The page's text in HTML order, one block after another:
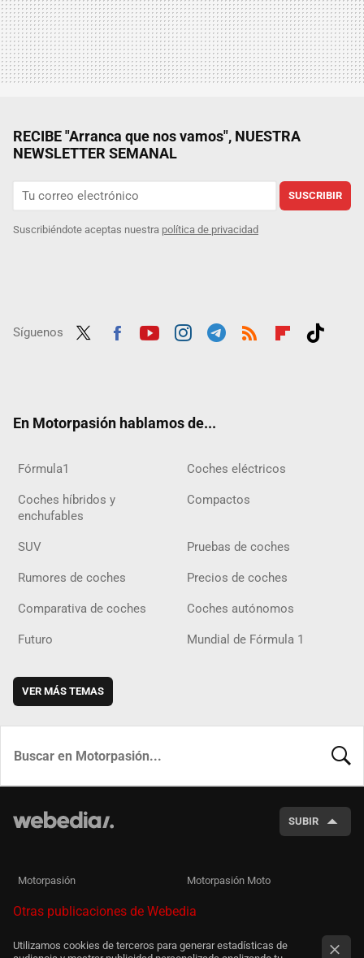
RECIBE "Arranca que nos vamos", NUESTRA
NEWSLETTER SEMANAL
SUSCRIBIR
Suscribiéndote aceptas nuestra política de privacidad
Síguenos
En Motorpasión hablamos de...
Fórmula1 Coches eléctricos
Coches híbridos y
enchufables
Compactos
SUV Pruebas de coches
Rumores de coches Precios de coches
Comparativa de coches Coches autónomos
Futuro Mundial de Fórmula 1
VER MÁS TEMAS
SUBIR
Motorpasión Motorpasión Moto
Otras publicaciones de Webedia
Utilizamos cookies de terceros para generar estadísticas de